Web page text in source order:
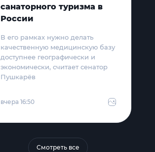
санаторного туризма в
России
В его рамках нужно делать
качественную медицинскую базу
доступнее географически и
экономически, считает сенатор
Пушкарёв
вчера 16:50
Смотреть все